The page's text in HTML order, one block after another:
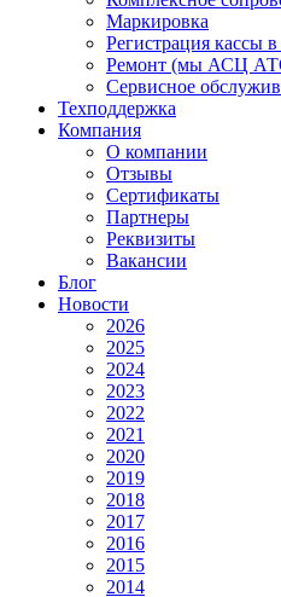
Маркировка
Регистрация кассы
Ремонт (мы АСЦ
Сервисное
Техподдержка
Компания
О компании
Отзывы
Сертификаты
Партнеры
Реквизиты
Вакансии
Блог
Новости
2026
2025
2024
2023
2022
2021
2020
2019
2018
2017
2016
2015
2014